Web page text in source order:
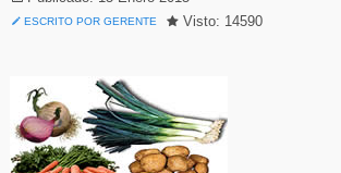
ESCRITO POR GERENTE Visto: 14590